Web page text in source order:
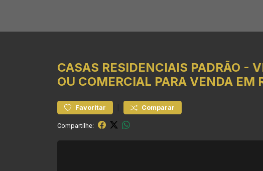
CASAS RESIDENCIAIS PADRÃO -
OU COMERCIAL PARA VENDA EM
Favoritar Comparar
Compartilhe: